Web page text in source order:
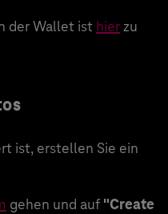
der Wallet ist hierzu
ist, erstellen Sie ein
gehen und auf "Create